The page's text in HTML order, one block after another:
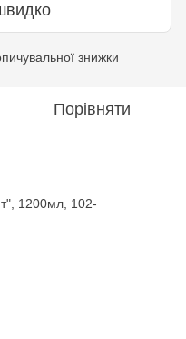
знижки
Порівняти
1200мл, 102-